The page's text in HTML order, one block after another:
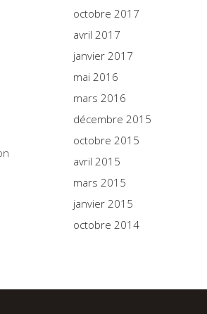
octobre 2017
avril 2017
janvier 2017
mai 2016
mars 2016
décembre 2015
octobre 2015
avril 2015
mars 2015
janvier 2015
octobre 2014